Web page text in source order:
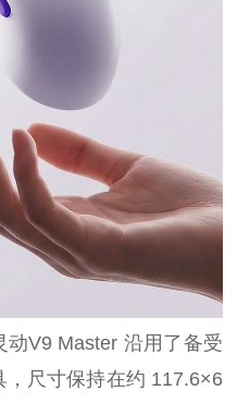
V9 Master 沿用了备受
尺寸保持在约 117.6×6